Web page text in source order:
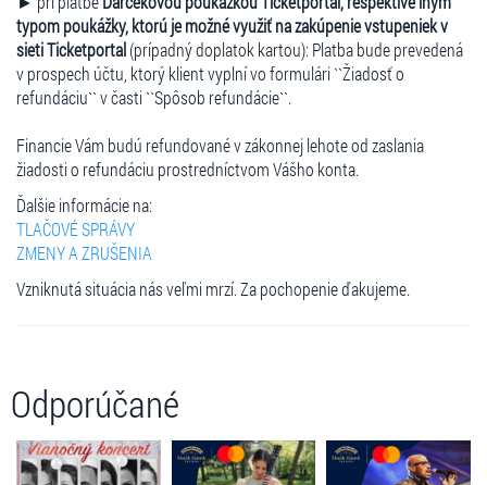
typom poukážky, ktorú je možné využiť na zakúpenie vstupeniek v
sieti Ticketportal(prípadný doplatok kartou): Platba bude prevedená
v prospech účtu, ktorý klient vyplní vo formulári ``Žiadosť o
refundáciu`` v časti ``Spôsob refundácie``.
Financie Vám budú refundované v zákonnej lehote od zaslania
žiadosti o refundáciu prostredníctvom Vášho konta.
Ďalšie informácie na:
TLAČOVÉ SPRÁVY
ZMENY A ZRUŠENIA
Vzniknutá situácia nás veľmi mrzí. Za pochopenie ďakujeme.
Odporúčané